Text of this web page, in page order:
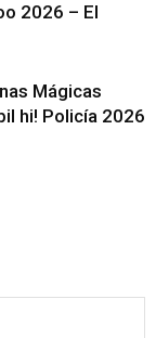
2026 – El
Mágicas
hi! Policía 2026